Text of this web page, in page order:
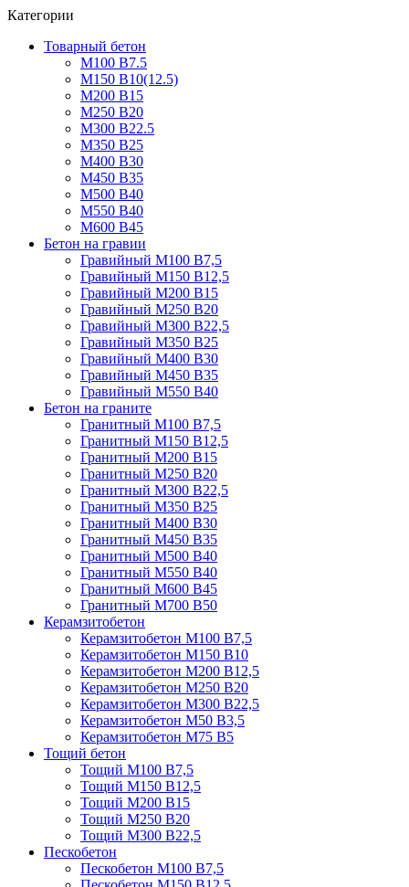
Категории
Товарный бетон
М100 В7.5
М150 В10(12.5)
М200 В15
М250 В20
М300 В22.5
М350 В25
М400 В30
М450 В35
М500 В40
М550 В40
М600 В45
Бетон на гравии
Гравийный М100 В7,5
Гравийный М150 В12,5
Гравийный М200 В15
Гравийный М250 В20
Гравийный М300 В22,5
Гравийный М350 В25
Гравийный М400 В30
Гравийный М450 В35
Гравийный М550 В40
Бетон на граните
Гранитный М100 В7,5
Гранитный М150 В12,5
Гранитный М200 В15
Гранитный М250 В20
Гранитный М300 В22,5
Гранитный М350 В25
Гранитный М400 В30
Гранитный М450 В35
Гранитный М500 В40
Гранитный М550 В40
Гранитный М600 В45
Гранитный М700 В50
Керамзитобетон
Керамзитобетон М100 В7,5
Керамзитобетон М150 В10
Керамзитобетон М200 В12,5
Керамзитобетон М250 В20
Керамзитобетон М300 В22,5
Керамзитобетон М50 В3,5
Керамзитобетон М75 В5
Тощий бетон
Тощий М100 В7,5
Тощий М150 В12,5
Тощий М200 В15
Тощий М250 В20
Тощий М300 В22,5
Пескобетон
Пескобетон М100 В7,5